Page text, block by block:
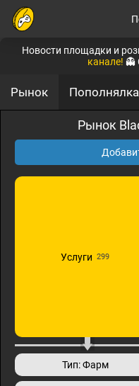
Новости площадки и
канале! 👻
Рынок
Рынок
Услуги 299
Тип: Фарм